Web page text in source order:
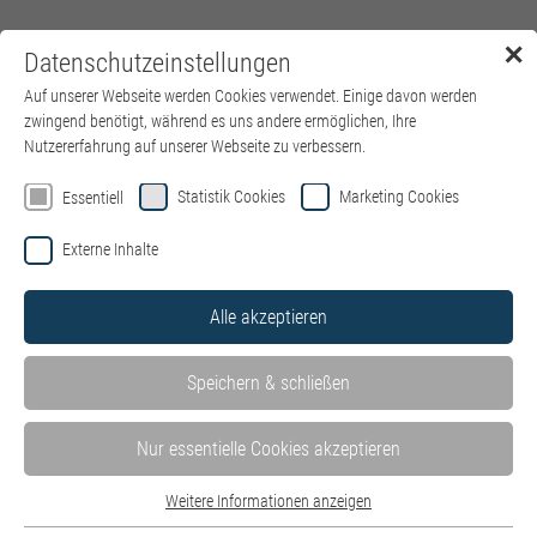
Menü
✕
Datenschutzeinstellungen
Auf unserer Webseite werden Cookies verwendet. Einige davon werden
zwingend benötigt, während es uns andere ermöglichen, Ihre
Nutzererfahrung auf unserer Webseite zu verbessern.
Essentiell Statistik Cookies Marketing Cookies
Externe Inhalte
Alle akzeptieren
Speichern & schließen
Nur essentielle Cookies akzeptieren
Weitere Informationen anzeigen